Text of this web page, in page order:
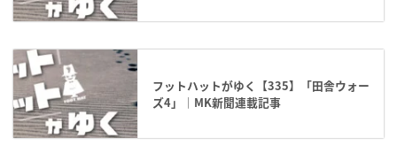
フットハットがゆく【335】「田舎ウォー
ズ4」｜MK新聞連載記事